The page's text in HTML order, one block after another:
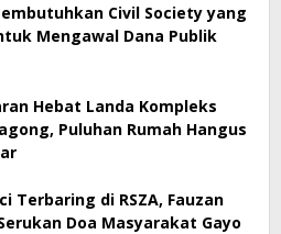
Civil Society yang
Mengawal Dana Publik
Hebat Landa Kompleks
Puluhan Rumah Hangus
Terbaring di RSZA, Fauzan
Doa Masyarakat Gayo